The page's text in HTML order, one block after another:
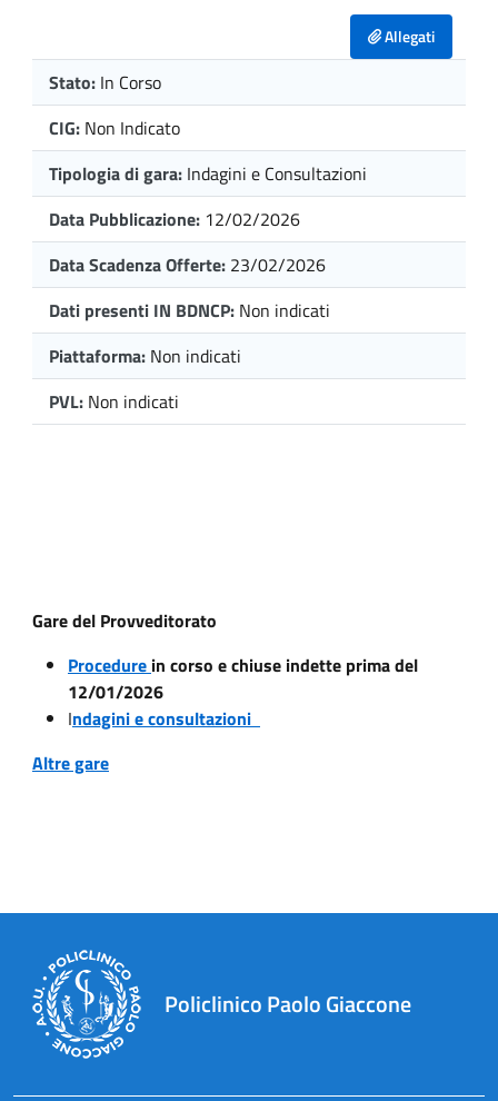
Allegati
Stato: In Corso
CIG: Non Indicato
Tipologia di gara: Indagini e Consultazioni
Data Pubblicazione: 12/02/2026
Data Scadenza Offerte: 23/02/2026
Dati presenti IN BDNCP: Non indicati
Piattaforma: Non indicati
PVL: Non indicati
Gare del Provveditorato
Procedure in corso e chiuse indette prima del
12/01/2026
Indagini e consultazioni
Altre gare
Policlinico Paolo Giaccone